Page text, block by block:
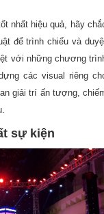
nhất hiệu quả, hãy
để trình chiếu và
với những chương
các visual riêng
giải trí ấn tượng,
sự kiện